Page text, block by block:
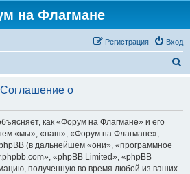
на Флагмане
Вход
Регистрация
с
о
как «Форум на Флагмане» и его
«мы», «наш», «Форум на Флагмане»,
(в дальнейшем «они», «программное
«phpBB Limited», «phpBB
полученную во время любой из ваших